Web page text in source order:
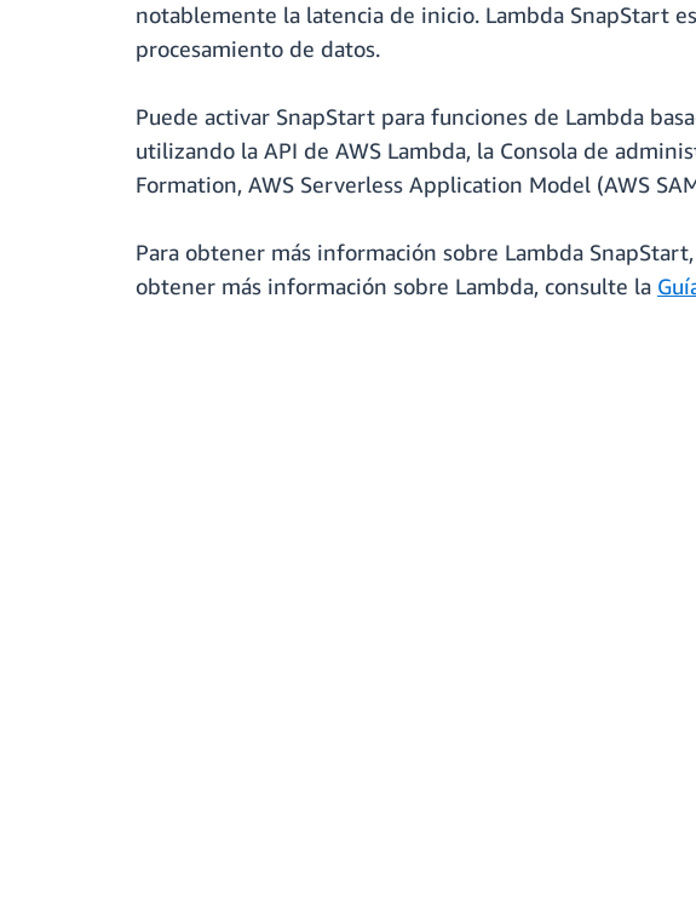
notablemente la latencia de inicio. Lambda SnapStart
procesamiento de datos.
Puede activar SnapStart para funciones de Lambda
utilizando la API de AWS Lambda, la Consola de
Formation, AWS Serverless Application Model (AWS
Para obtener más información sobre Lambda
obtener más información sobre Lambda, consulte la